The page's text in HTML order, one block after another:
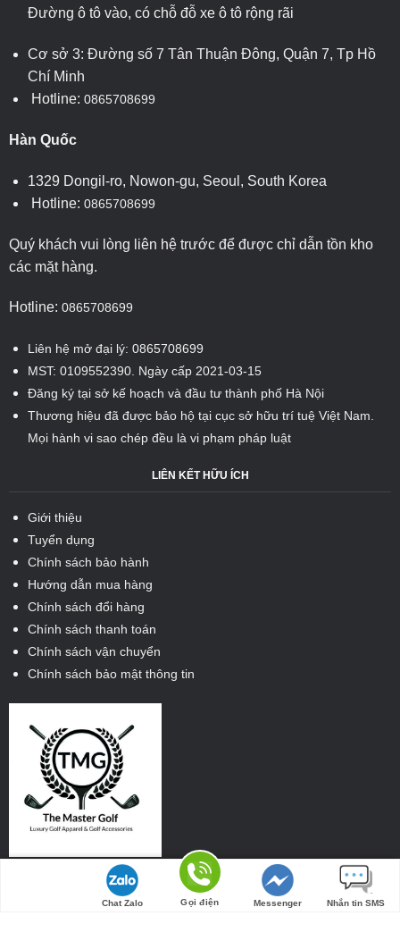
Đường ô tô vào, có chỗ đỗ xe ô tô rộng rãi
Cơ sở 3: Đường số 7 Tân Thuận Đông, Quận 7, Tp Hồ
Chí Minh
Hotline: 0865708699
Hàn Quốc
1329 Dongil-ro, Nowon-gu, Seoul, South Korea
Hotline: 0865708699
Quý khách vui lòng liên hệ trước để được chỉ dẫn tồn kho
các mặt hàng.
Hotline: 0865708699
Liên hệ mở đại lý: 0865708699
MST: 0109552390. Ngày cấp 2021-03-15
Đăng ký tại sở kế hoạch và đầu tư thành phố Hà Nội
Thương hiệu đã được bảo hộ tại cục sở hữu trí tuệ Việt Nam.
Mọi hành vi sao chép đều là vi phạm pháp luật
LIÊN KẾT HỮU ÍCH
Giới thiệu
Tuyển dụng
Chính sách bảo hành
Hướng dẫn mua hàng
Chính sách đổi hàng
Chính sách thanh toán
Chính sách vận chuyển
Chính sách bảo mật thông tin
Chat Zalo Gọi điện Messenger Nhắn tin SMS